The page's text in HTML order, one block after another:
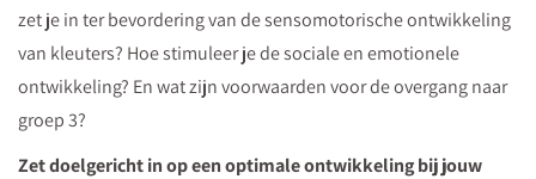
zet je in ter bevordering van de sensomotorische ontwikkeling
van kleuters? Hoe stimuleer je de sociale en emotionele
ontwikkeling? En wat zijn voorwaarden voor de overgang naar
groep 3?
Zet doelgericht in op een optimale ontwikkeling bij jouw